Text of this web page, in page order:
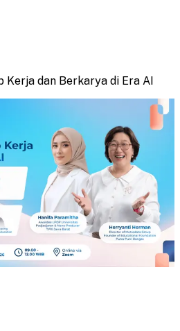
Kerja dan Berkarya di Era AI